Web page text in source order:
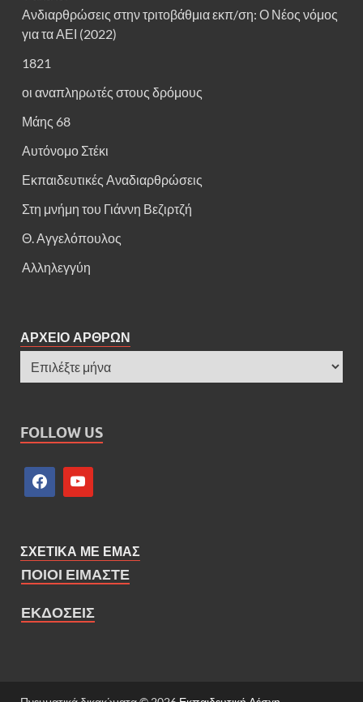
Ανδιαρθρώσεις στην τριτοβάθμια εκπ/ση: Ο Νέος νόμος
για τα ΑΕΙ (2022)
1821
οι αναπληρωτές στους δρόμους
Μάης 68
Αυτόνομο Στέκι
Εκπαιδευτικές Αναδιαρθρώσεις
Στη μνήμη του Γιάννη Βεζιρτζή
Θ. Αγγελόπουλος
Αλληλεγγύη
ΑΡΧΕΙΟ ΑΡΘΡΩΝ
FOLLOW US
ΣΧΕΤΙΚΑ ΜΕ ΕΜΑΣ
ΠΟΙΟΙ ΕΙΜΑΣΤΕ
ΕΚΔΟΣΕΙΣ